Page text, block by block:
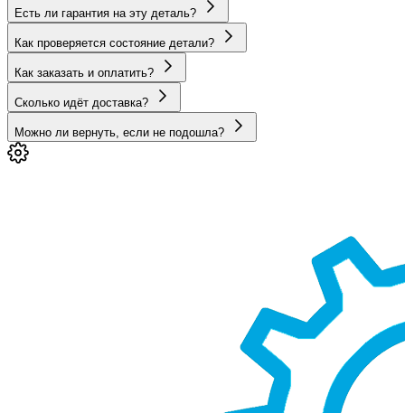
Есть ли гарантия на эту деталь?
Как проверяется состояние детали?
Как заказать и оплатить?
Сколько идёт доставка?
Можно ли вернуть, если не подошла?